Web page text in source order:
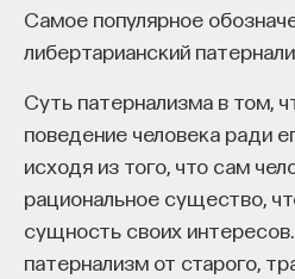
Самое популярное
либертарианский
Суть патернализма в том,
поведение человека ради
исходя из того, что сам
рациональное существо,
сущность своих
патернализм от старого,